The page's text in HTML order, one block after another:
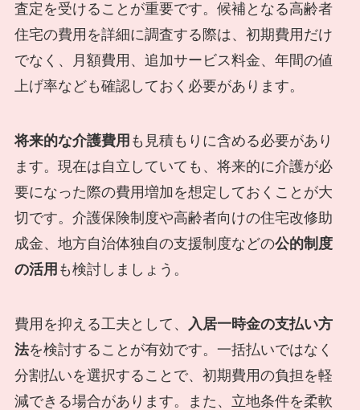
査定を受けることが重要です。候補となる高齢者
住宅の費用を詳細に調査する際は、初期費用だけ
でなく、月額費用、追加サービス料金、年間の値
上げ率なども確認しておく必要があります。
将来的な介護費用 も見積もりに含める必要があり
ます。現在は自立していても、将来的に介護が必
要になった際の費用増加を想定しておくことが大
切です。介護保険制度や高齢者向けの住宅改修助
成金、地方自治体独自の支援制度などの公的制度
の活用 も検討しましょう。
費用を抑える工夫として、
入居一時金の支払い方
法を検討することが有効です。一括払いではなく
分割払いを選択することで、初期費用の負担を軽
減できる場合があります。また、立地条件を柔軟